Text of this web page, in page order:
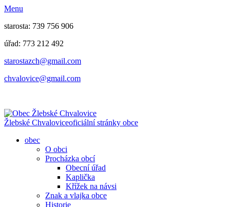
Menu
starosta: 739 756 906
úřad: 773 212 492
​​​​starostazch@gmail.com
​​​​chvalovice@gmail.com
Žlebské Chvaloviceoficiální stránky obce
obec
O obci
Procházka obcí
Obecní úřad
Kaplička
Křížek na návsi
Znak a vlajka obce
Historie